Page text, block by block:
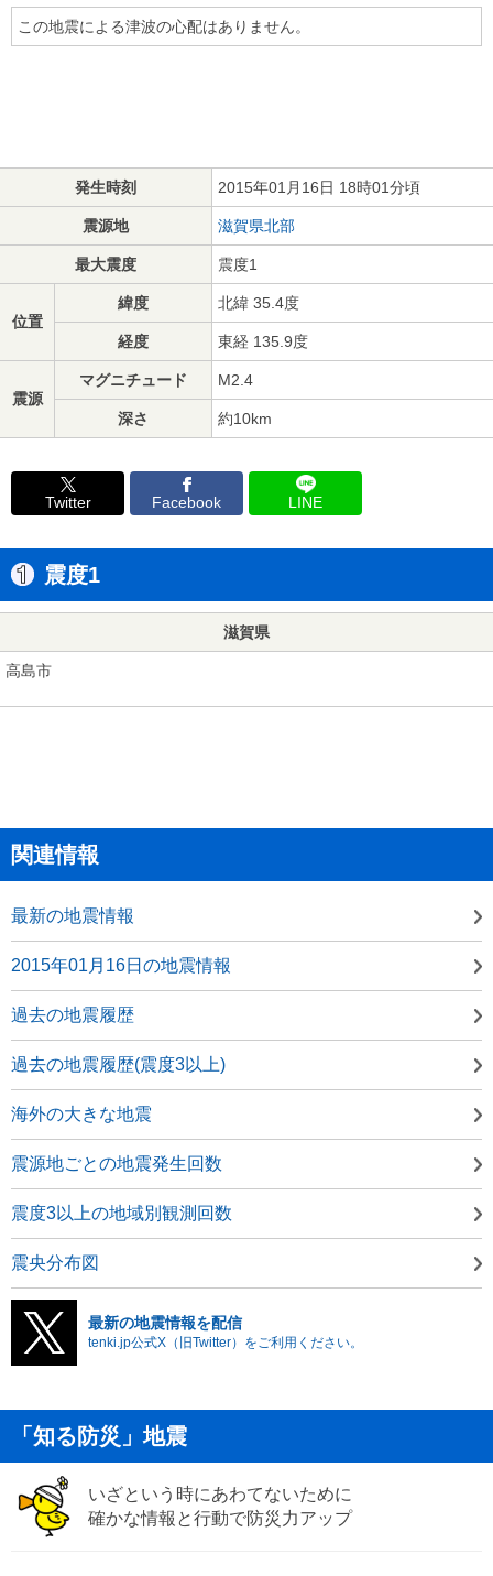
この地震による津波の心配はありません。
発生時刻 2015年01月16日 18時01分頃
震源地 滋賀県北部
最大震度 震度1
位置
緯度 北緯 35.4度
経度 東経 135.9度
震源
マグニチュード M2.4
深さ 約10km
Twitter Facebook LINE
震度1
滋賀県
高島市
関連情報
最新の地震情報
2015年01月16日の地震情報
過去の地震履歴
過去の地震履歴(震度3以上)
海外の大きな地震
震源地ごとの地震発生回数
震度3以上の地域別観測回数
震央分布図
最新の地震情報を配信
tenki.jp公式X（旧Twitter）をご利用ください。
「知る防災」地震
いざという時にあわてないために
確かな情報と行動で防災力アップ